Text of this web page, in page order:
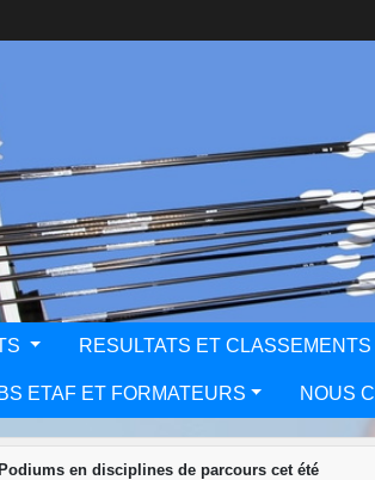
RESULTATS ET CLASSEMENTS
ETAF ET FORMATEURS NOUS
en disciplines de parcours cet été